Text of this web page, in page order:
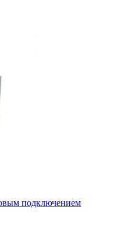
подключением